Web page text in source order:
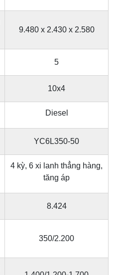
9.480 x 2.430 x 2.580
5
10x4
Diesel
YC6L350-50
4 kỳ, 6 xi lanh thẳng hàng,
tăng áp
8.424
350/2.200